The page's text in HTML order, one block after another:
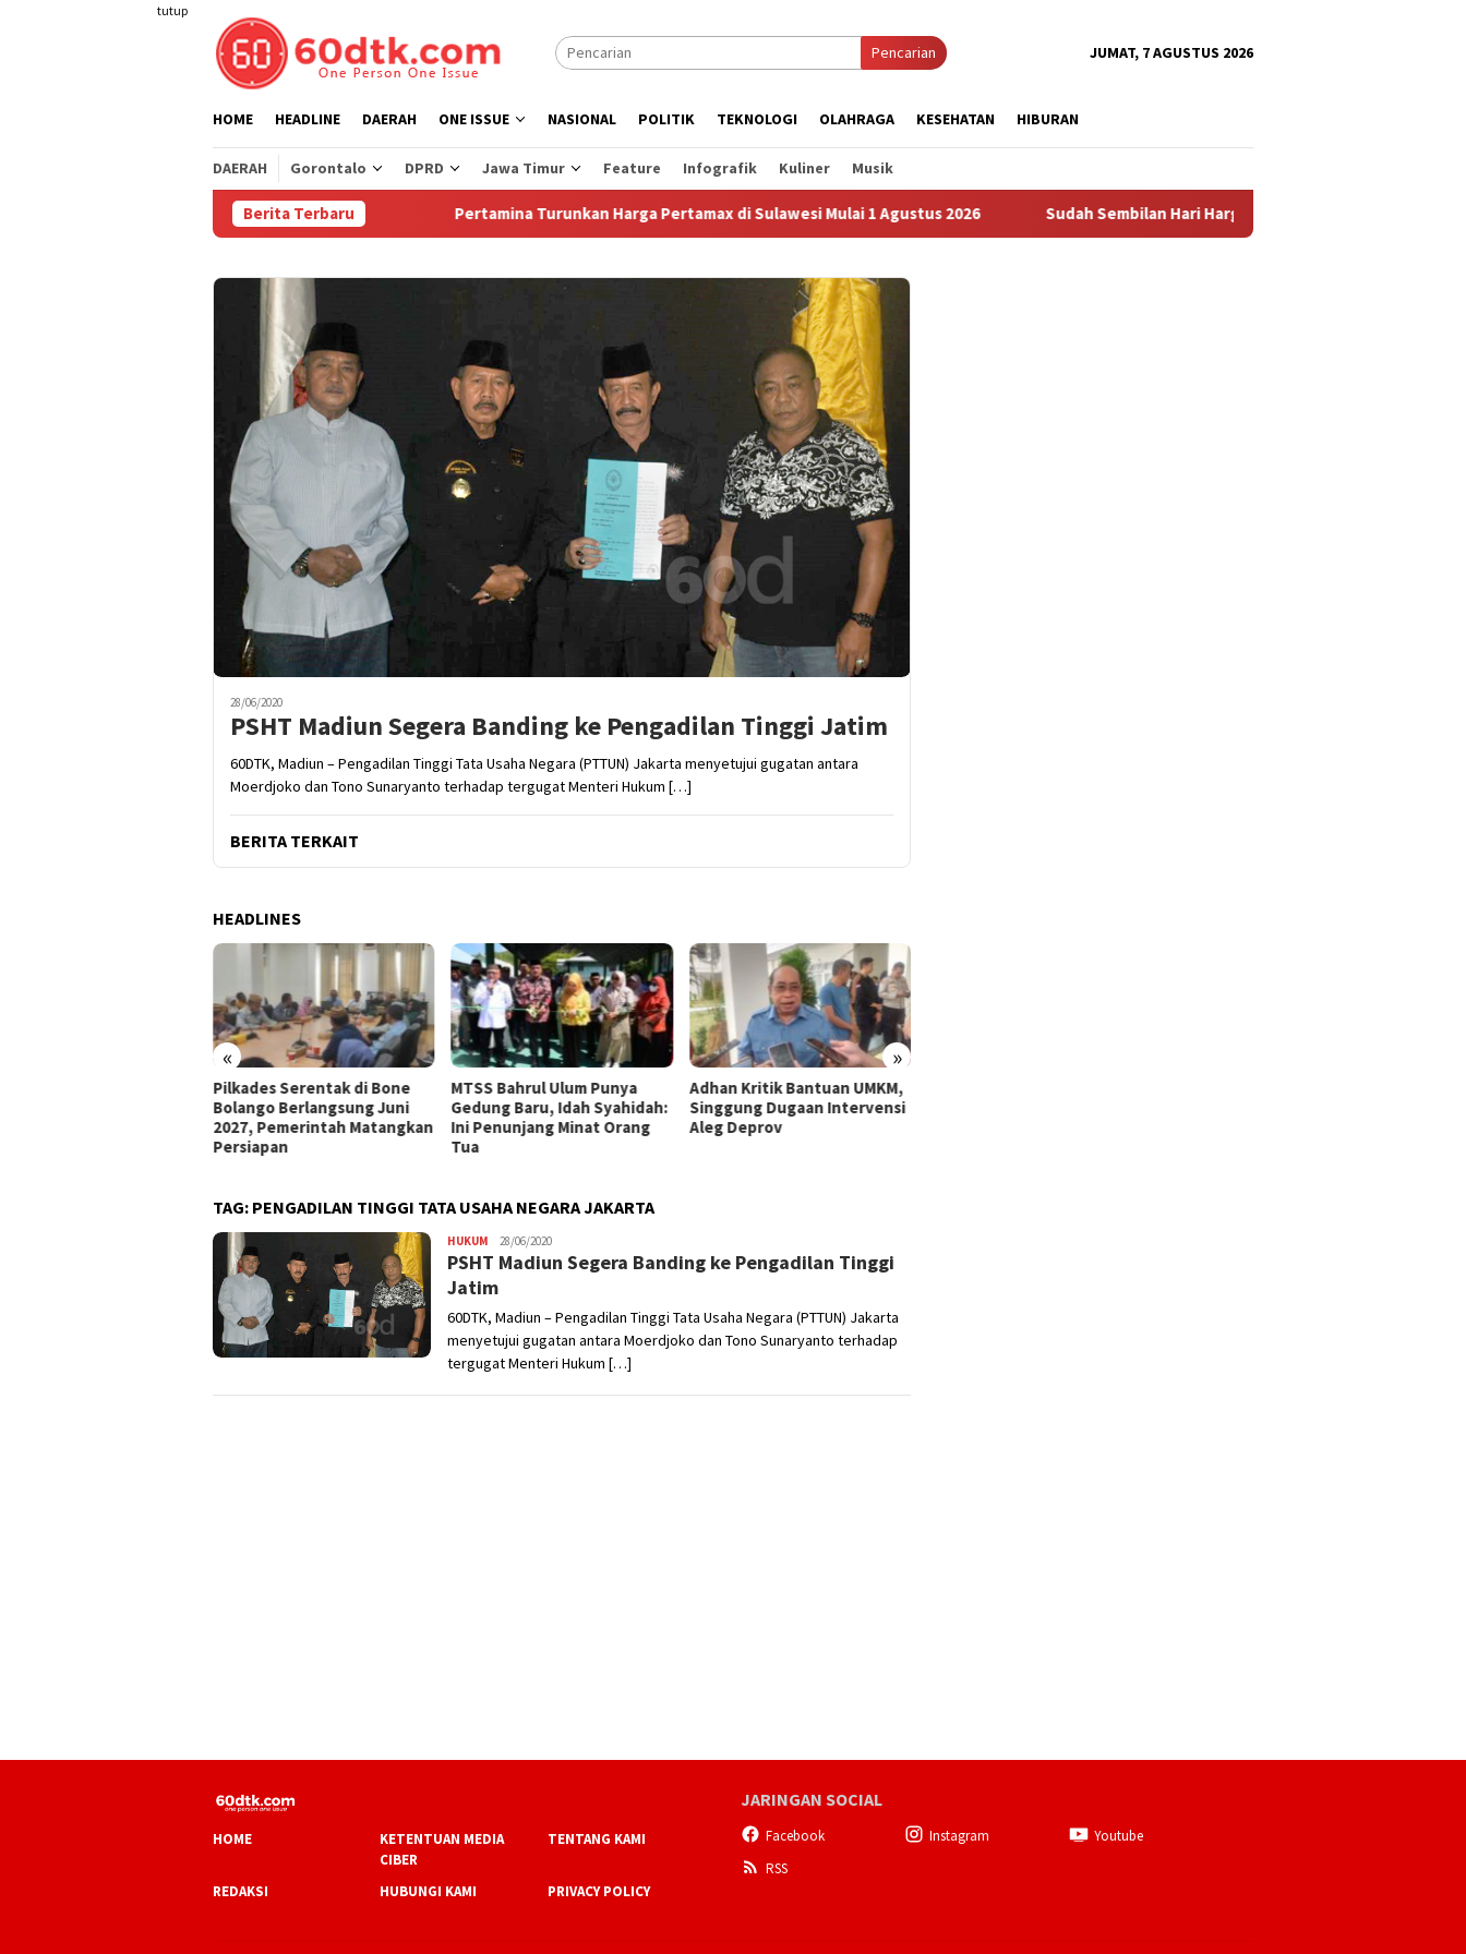
tutup
Pencarian JUMAT, 7 AGUSTUS 2026
HOME HEADLINE DAERAH ONE ISSUE NASIONAL POLITIK TEKNOLOGI OLAHRAGA KESEHATAN HIBURAN
DAERAH Gorontalo DPRD Jawa Timur Feature Infografik Kuliner Musik
Berita Terbaru Pertamina Turunkan Harga Pertamax di Sulawesi Mulai 1 Agustus 2026 Sudah Sembilan Hari Harga Beras Gorontalo Termahal di
28/06/2020
PSHT Madiun Segera Banding ke Pengadilan Tinggi Jatim
60DTK, Madiun – Pengadilan Tinggi Tata Usaha Negara (PTTUN) Jakarta menyetujui gugatan antara
Moerdjoko dan Tono Sunaryanto terhadap tergugat Menteri Hukum […]
BERITA TERKAIT
HEADLINES
« »
Pilkades Serentak di Bone
Bolango Berlangsung Juni
2027, Pemerintah Matangkan
Persiapan
MTSS Bahrul Ulum Punya
Gedung Baru, Idah Syahidah:
Ini Penunjang Minat Orang
Tua
Adhan Kritik Bantuan UMKM,
Singgung Dugaan Intervensi
Aleg Deprov
TAG: PENGADILAN TINGGI TATA USAHA NEGARA JAKARTA
HUKUM Nikhen
Mokoginta
28/06/2020
PSHT Madiun Segera Banding ke Pengadilan Tinggi
Jatim
60DTK, Madiun – Pengadilan Tinggi Tata Usaha Negara (PTTUN) Jakarta
menyetujui gugatan antara Moerdjoko dan Tono Sunaryanto terhadap
tergugat Menteri Hukum […]
HOME
KETENTUAN MEDIA
CIBER
TENTANG KAMI
REDAKSI HUBUNGI KAMI PRIVACY POLICY
JARINGAN SOCIAL
Facebook Instagram
Youtube
RSS